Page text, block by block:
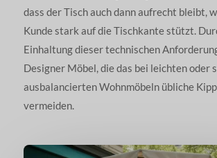
dass der Tisch auch dann aufrecht bleibt,
Kunde stark auf die Tischkante stützt.
Einhaltung dieser technischen
Designer Möbel, die das bei leichten oder
ausbalancierten Wohnmöbeln übliche
vermeiden.